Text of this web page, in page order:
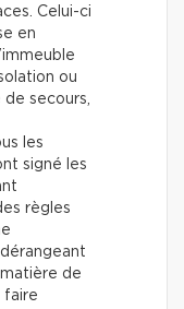
Celui-ci
en
ou
secours,
les
signé les
règles
dérangeant
de
faire